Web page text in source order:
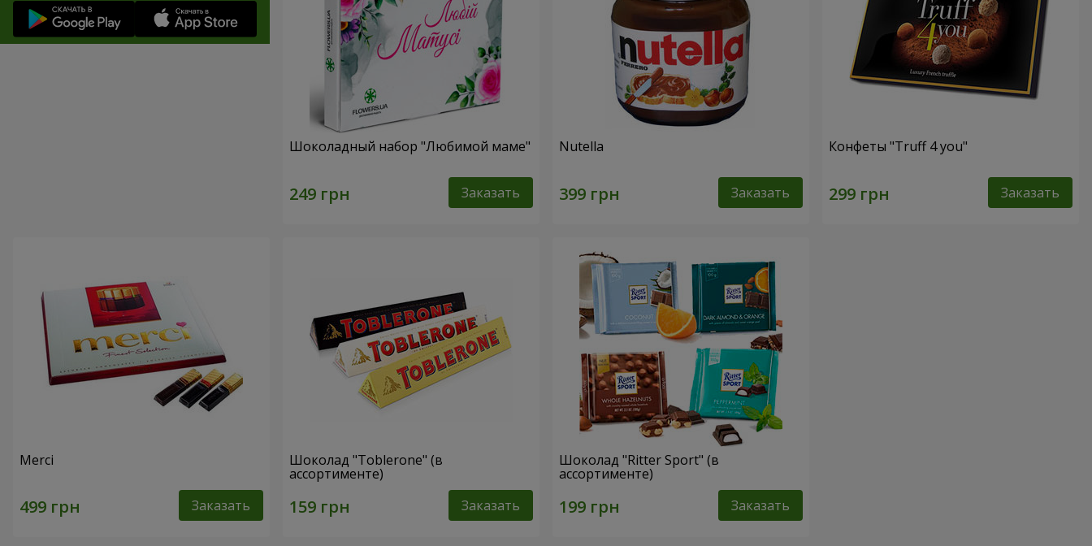
Шоколадный набор "Любимой маме"
Заказать
Nutella
Заказать
Конфеты "Truff 4 you"
Заказать
Merci
Заказать
Шоколад "Toblerone" (в
ассортименте)
Заказать
Шоколад "Ritter Sport" (в
ассортименте)
Заказать